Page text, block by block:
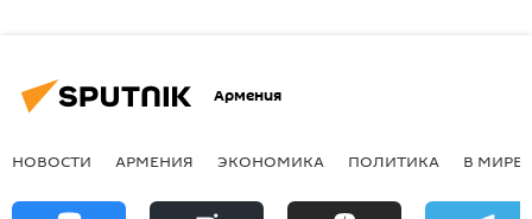
Армения
НОВОСТИ АРМЕНИЯ ЭКОНОМИКА ПОЛИТИКА В МИРЕ